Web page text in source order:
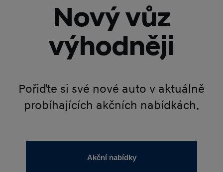
Nový vůz
výhodněji
Pořiďte si své nové auto v aktuálně
probíhajících akčních nabídkách.
Akční nabídky